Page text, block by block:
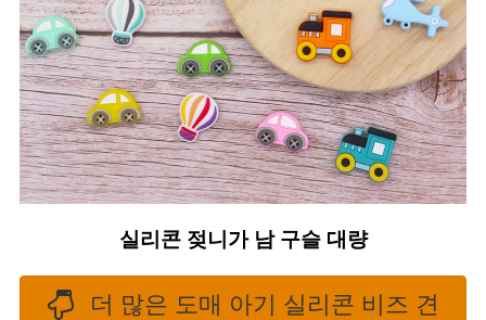
실리콘 젖니가 남 구슬 대량
더 많은 도매 아기 실리콘 비즈 견